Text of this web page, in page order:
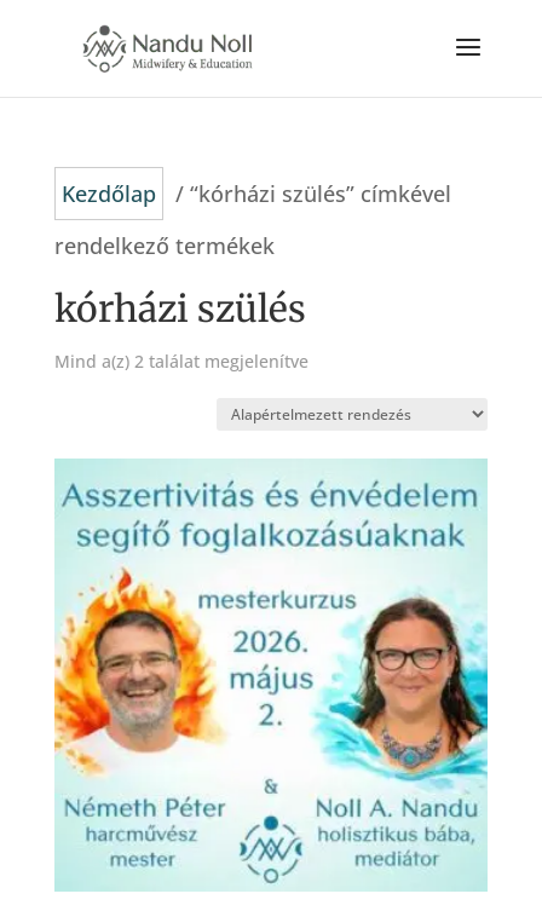
Kezdőlap
/ “kórházi szülés” címkével
rendelkező termékek
kórházi szülés
Mind a(z) 2 találat megjelenítve